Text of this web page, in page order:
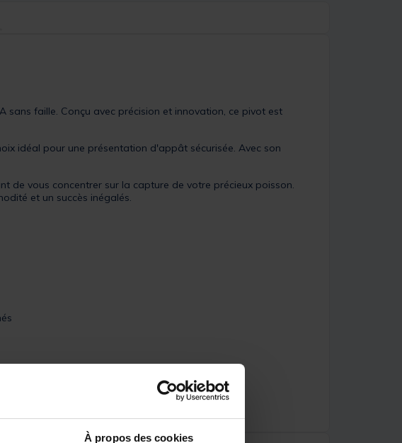
À propos des cookies
sans faille. Conçu avec précision et innovation, ce pivot est
idéal pour une présentation d'appât sécurisée. Avec son
de vous concentrer sur la capture de votre précieux poisson.
et un succès inégalés.